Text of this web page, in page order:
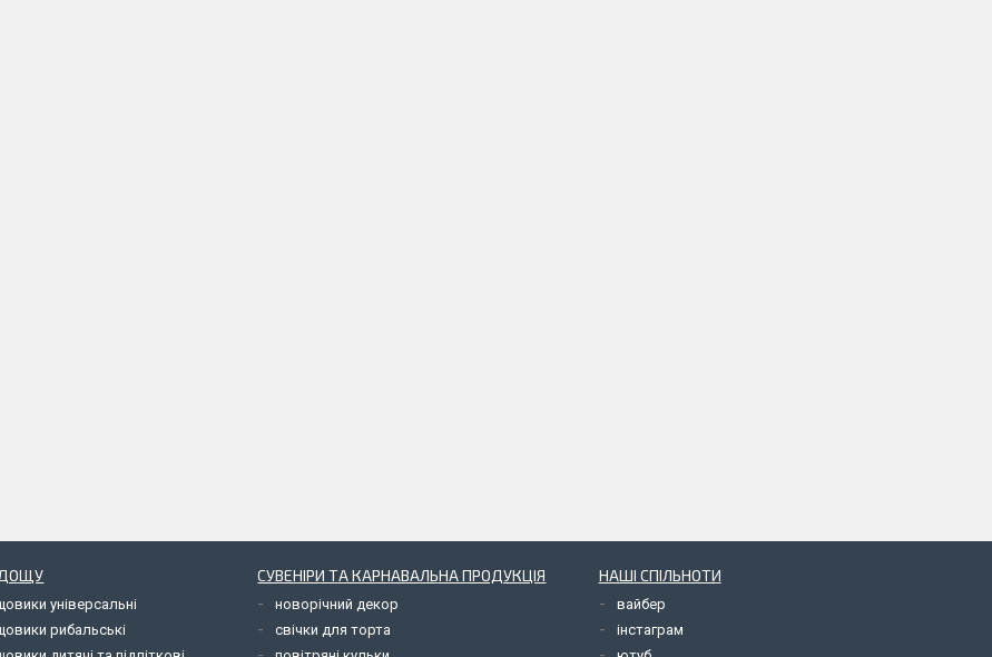
ДОЩУ
універсальні
рибальські
СУВЕНІРИ ТА КАРНАВАЛЬНА ПРОДУКЦІЯ
новорічний декор
свічки для торта
НАШІ СПІЛЬНОТИ
вайбер
інстаграм